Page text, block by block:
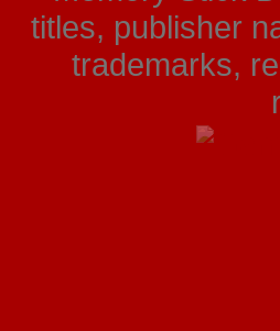
titles, publisher
trademarks,